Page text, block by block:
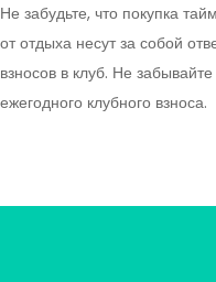
Не забудьте, что покупка
от отдыха несут за собой
взносов в клуб. Не
ежегодного клубного взноса.